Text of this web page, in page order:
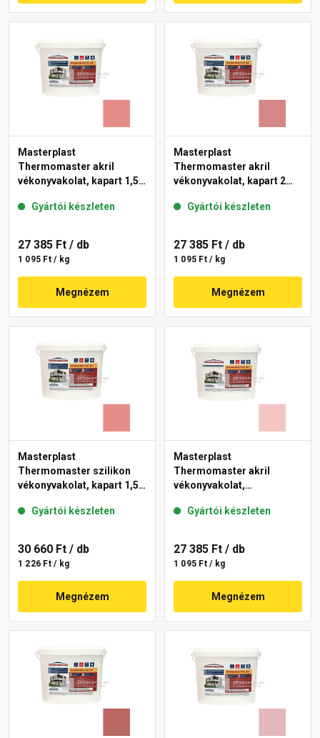
Masterplast
Thermomaster akril
vékonyvakolat, kapart 1,5
Gyártói készleten
27 385 Ft / db
1 095 Ft / kg
Megnézem
Masterplast
Thermomaster akril
vékonyvakolat, kapart 2
Gyártói készleten
27 385 Ft / db
1 095 Ft / kg
Megnézem
Masterplast
Thermomaster szilikon
vékonyvakolat, kapart 1,5
Gyártói készleten
30 660 Ft / db
1 226 Ft / kg
Megnézem
Masterplast
Thermomaster akril
vékonyvakolat,
21-F 25 kg
Gyártói készleten
27 385 Ft / db
1 095 Ft / kg
Megnézem